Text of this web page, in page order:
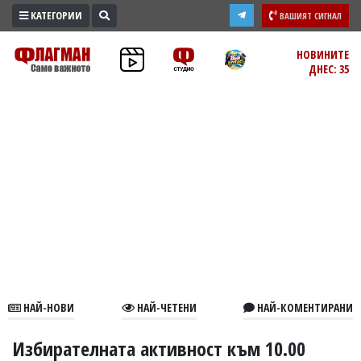
ПРОМО
ЗОНА
В
КАТЕГОРИИ ВАШИЯТ СИГНАЛ
НОВИНИТЕ
ДНЕС: 35
НАЙ-НОВИ НАЙ-ЧЕТЕНИ НАЙ-КОМЕНТИРАНИ
Избирателната активност към 10.00